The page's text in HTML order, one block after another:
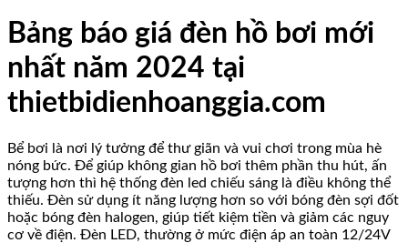
Bảng báo giá đèn hồ bơi mới
nhất năm 2024 tại
thietbidienhoanggia.com
Bể bơi là nơi lý tưởng để thư giãn và vui chơi trong mùa hè
nóng bức. Để giúp không gian hồ bơi thêm phần thu hút, ấn
tượng hơn thì hệ thống đèn led chiếu sáng là điều không thể
thiếu. Đèn sử dụng ít năng lượng hơn so với bóng đèn sợi đốt
hoặc bóng đèn halogen, giúp tiết kiệm tiền và giảm các nguy
cơ về điện. Đèn LED, thường ở mức điện áp an toàn 12/24V